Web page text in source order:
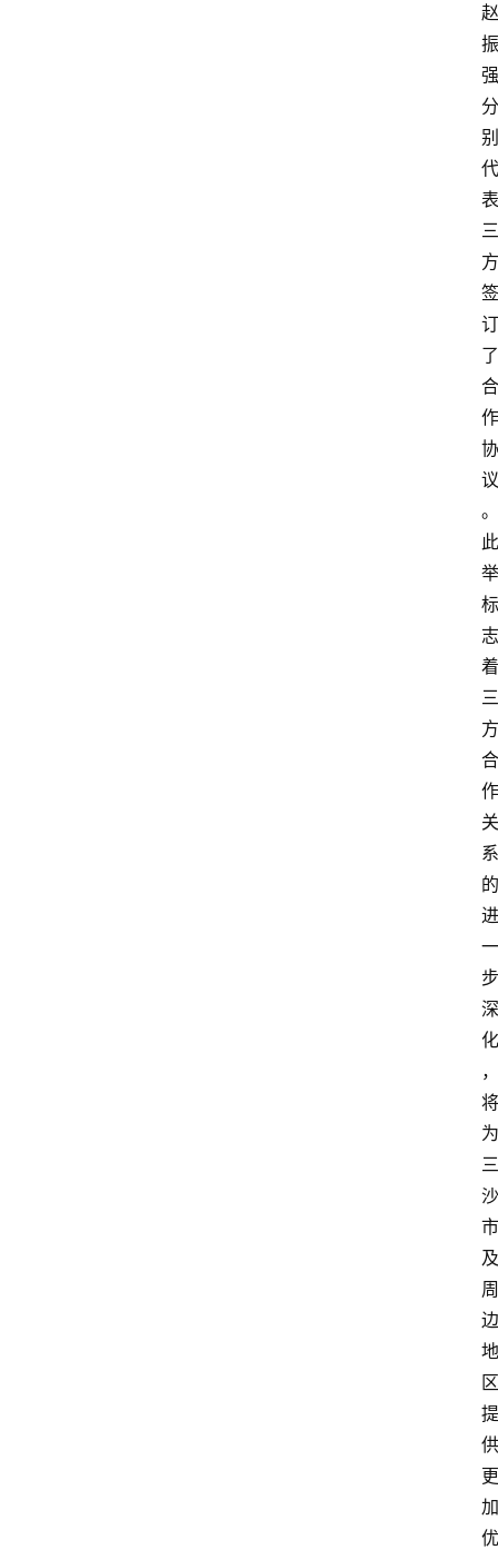
赵
振
强
分
别
代
表
三
方
签
订
了
合
作
协
议
。
此
举
标
志
着
三
方
合
作
关
系
的
进
一
步
深
化
，
将
为
三
沙
市
及
周
边
地
区
提
供
更
加
优